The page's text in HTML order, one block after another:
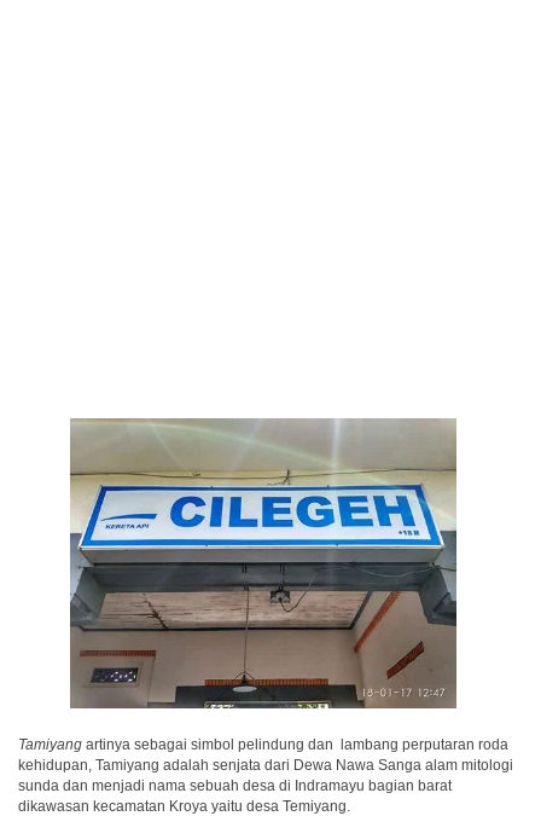
Tamiyang artinya sebagai simbol pelindung dan lambang perputaran roda
kehidupan, Tamiyang adalah senjata dari Dewa Nawa Sanga alam mitologi
sunda dan menjadi nama sebuah desa di Indramayu bagian barat
dikawasan kecamatan Kroya yaitu desa Temiyang.